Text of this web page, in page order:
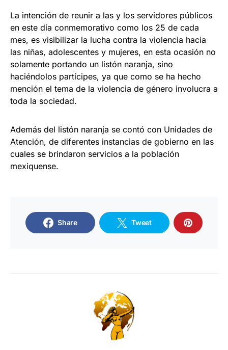
La intención de reunir a las y los servidores públicos
en este día conmemorativo como los 25 de cada
mes, es visibilizar la lucha contra la violencia hacia
las niñas, adolescentes y mujeres, en esta ocasión no
solamente portando un listón naranja, sino
haciéndolos partícipes, ya que como se ha hecho
mención el tema de la violencia de género involucra a
toda la sociedad.
Además del listón naranja se contó con Unidades de
Atención, de diferentes instancias de gobierno en las
cuales se brindaron servicios a la población
mexiquense.
Share Tweet